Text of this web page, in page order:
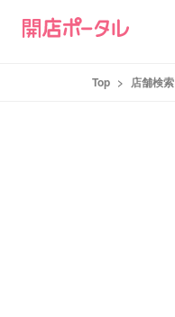
Top > 店舗検索